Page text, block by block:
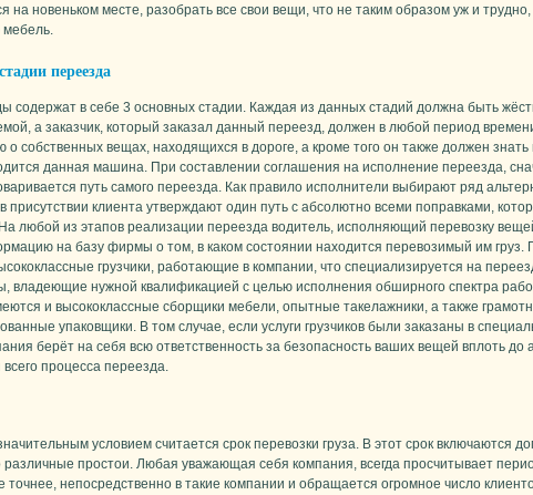
на новеньком месте, разобрать все свои вещи, что не таким образом уж и трудно,
мебель.
переезда
содержат в себе 3 основных стадии. Каждая из данных стадий должна быть
а заказчик, который заказал данный переезд, должен в любой период
собственных вещах, находящихся в дороге, а кроме того он также должен знать
данная машина. При составлении соглашения на исполнение переезда,
путь самого переезда. Как правило исполнители выбирают ряд
присутствии клиента утверждают один путь с абсолютно всеми поправками,
любой из этапов реализации переезда водитель, исполняющий перевозку
на базу фирмы о том, в каком состоянии находится перевозимый им
грузчики, работающие в компании, что специализируется на
владеющие нужной квалификацией с целью исполнения обширного спектра
и высококлассные сборщики мебели, опытные такелажники, а также
упаковщики. В том случае, если услуги грузчиков были заказаны в
берёт на себя всю ответственность за безопасность ваших вещей вплоть до
процесса переезда.
условием считается срок перевозки груза. В этот срок включаются
различные простои. Любая уважающая себя компания, всегда просчитывает
точнее, непосредственно в такие компании и обращается огромное число